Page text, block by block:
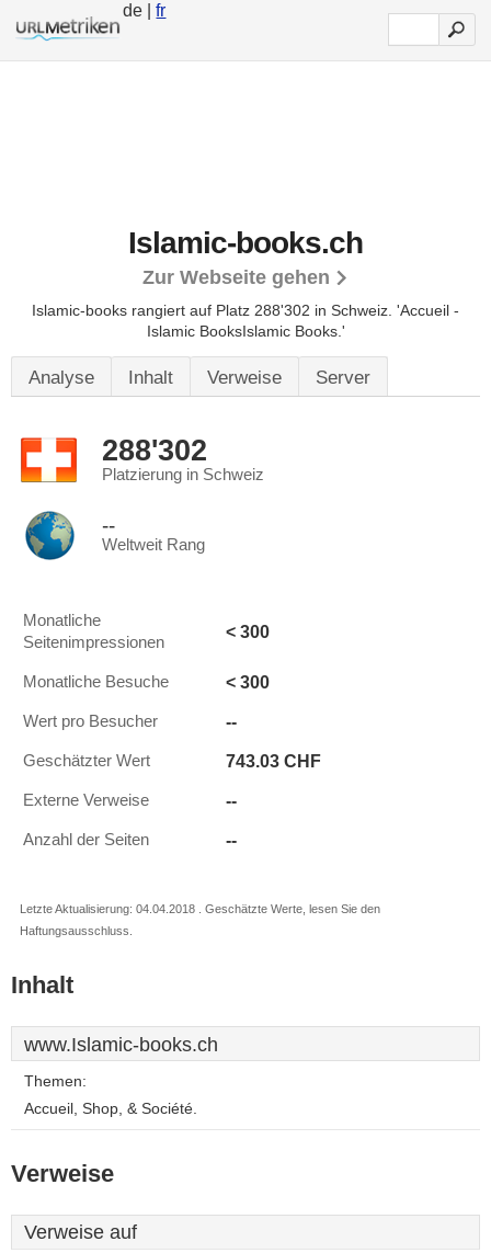
de |fr
Islamic-books.ch
Zur Webseite gehen
Islamic-books rangiert auf Platz 288'302 in Schweiz. 'Accueil -
Islamic BooksIslamic Books.'
Analyse Inhalt Verweise Server
288'302
Platzierung in Schweiz
--
Weltweit Rang
Monatliche
Seitenimpressionen
< 300
Monatliche Besuche < 300
Wert pro Besucher --
Geschätzter Wert 743.03 CHF
Externe Verweise --
Anzahl der Seiten --
Letzte Aktualisierung: 04.04.2018 . Geschätzte Werte, lesen Sie den
Haftungsausschluss.
Inhalt
www.Islamic-books.ch
Themen:
Accueil, Shop, & Société.
Verweise
Verweise auf